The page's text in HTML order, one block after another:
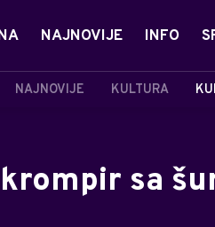
NAJNOVIJE INFO
NAJNOVIJE KULTURA
sa